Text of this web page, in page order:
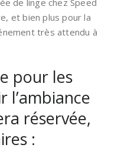
de linge chez Speed
et bien plus pour la
très attendu à
pour les
l’ambiance
réservée,
: